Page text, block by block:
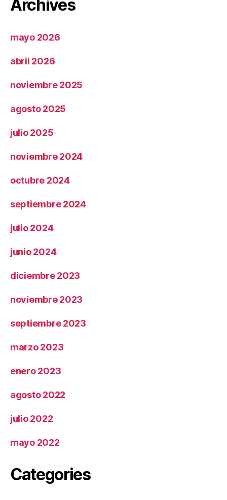
Archives
mayo 2026
abril 2026
noviembre 2025
agosto 2025
julio 2025
noviembre 2024
octubre 2024
septiembre 2024
julio 2024
junio 2024
diciembre 2023
noviembre 2023
septiembre 2023
marzo 2023
enero 2023
agosto 2022
julio 2022
mayo 2022
Categories